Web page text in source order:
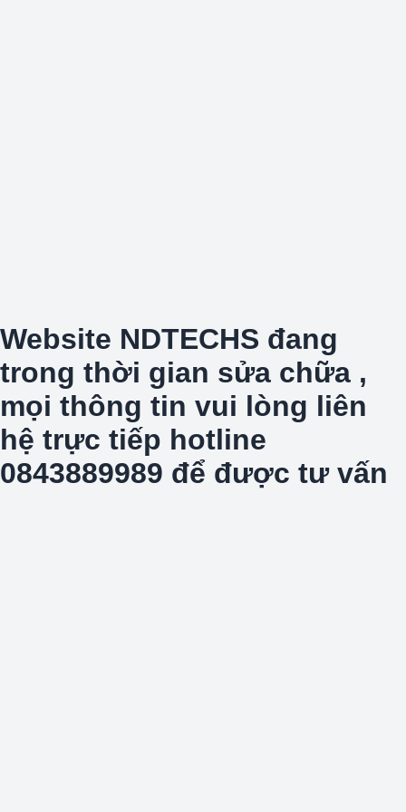
Website NDTECHS đang
trong thời gian sửa chữa ,
mọi thông tin vui lòng liên
hệ trực tiếp hotline
0843889989 để được tư vấn